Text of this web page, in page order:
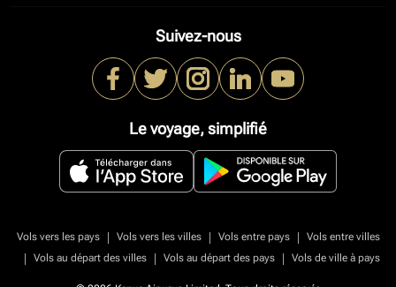
Suivez-nous
Le voyage, simplifié
Vols vers les pays | Vols vers les villes | Vols entre pays |
Vols entre villes
|
Vols au départ des villes | Vols au départ des pays | Vols de ville à pays